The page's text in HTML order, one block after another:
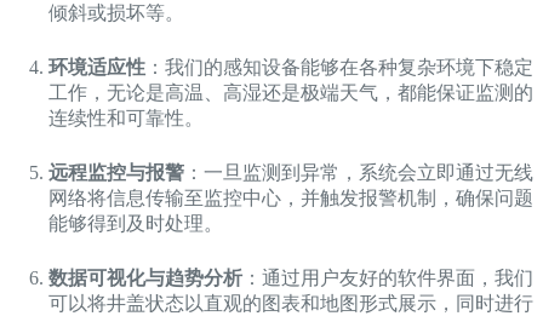
倾斜或损坏等。
环境适应性 ：我们的感知设备能够在各种复杂环境下稳定
工作，无论是高温、高湿还是极端天气，都能保证监测的
连续性和可靠性。
远程监控与报警 ：一旦监测到异常，系统会立即通过无线
网络将信息传输至监控中心，并触发报警机制，确保问题
能够得到及时处理。
数据可视化与趋势分析 ：通过用户友好的软件界面，我们
可以将井盖状态以直观的图表和地图形式展示，同时进行